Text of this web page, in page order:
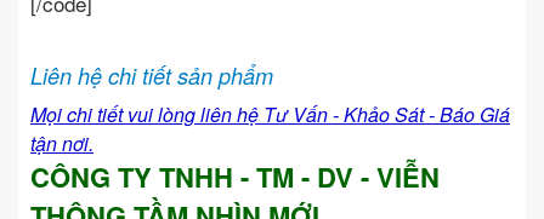
Liên hệ chi tiết sản phẩm
Mọi chi tiết vui lòng liên hệ Tư Vấn - Khảo Sát - Báo Giá
tận nơi.
CÔNG TY TNHH - TM - DV - VIỄN